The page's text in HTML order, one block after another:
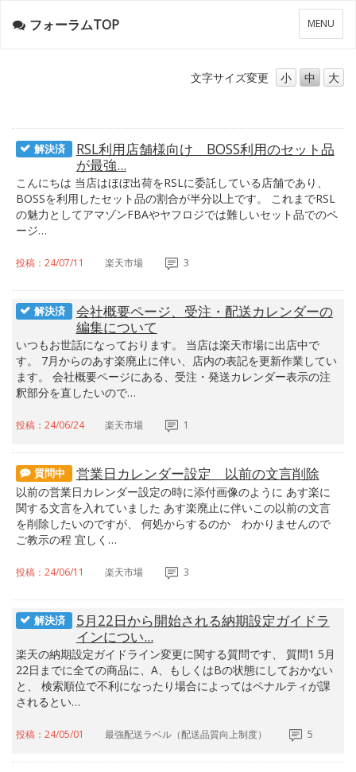
メ
ニ
ー
MENU
フォーラムTOP
文字サイズ変更 小 中 大
解決済
RSL利用店舗様向け BOSS利用のセット品
が最強...
こんにちは 当店はほぼ出荷をRSLに委託している店舗であり、
BOSSを利用したセット品の割合が半分以上です。 これまでRSL
の魅力としてアマゾンFBAやヤフロジでは難しいセット品でのペ
ージ…
投稿：24/07/11 楽天市場 3
解決済
会社概要ページ、受注・配送カレンダーの
編集について
いつもお世話になっております。 当店は楽天市場に出店中で
す。 7月からのあす楽廃止に伴い、店内の表記を更新作業してい
ます。 会社概要ページにある、受注・発送カレンダー表示の注
釈部分を直したいので…
投稿：24/06/24 楽天市場 1
質問中 営業日カレンダー設定 以前の文言削除
以前の営業日カレンダー設定の時に添付画像のように あす楽に
関する文言を入れていました あす楽廃止に伴いこの以前の文言
を削除したいのですが、 何処からするのか わかりませんので
ご教示の程 宜しく…
投稿：24/06/11 楽天市場 3
解決済
5月22日から開始される納期設定ガイドラ
インについ...
楽天の納期設定ガイドライン変更に関する質問です、 質問1 5月
22日までに全ての商品に、A、もしくはBの状態にしておかない
と、 検索順位で不利になったり場合によってはペナルティが課
されるとい…
投稿：24/05/01 最強配送ラベル（配送品質向上制度） 5